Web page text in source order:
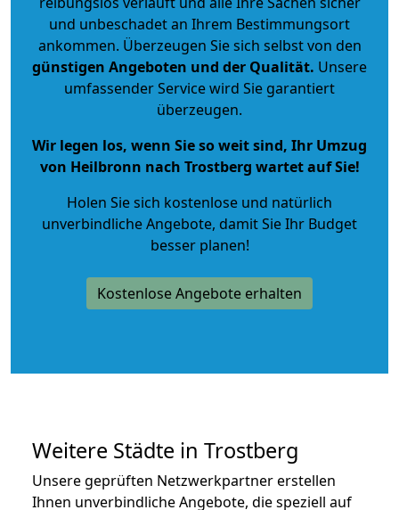
und unbeschadet an Ihrem Bestimmungsort
ankommen. Überzeugen Sie sich selbst von den
günstigen Angeboten und der Qualität. Unsere
umfassender Service wird Sie garantiert
überzeugen.
Wir legen los, wenn Sie so weit sind, Ihr Umzug
von Heilbronn nach Trostberg wartet auf Sie!
Holen Sie sich kostenlose und natürlich
unverbindliche Angebote, damit Sie Ihr Budget
besser planen!
Kostenlose Angebote erhalten
Weitere Städte in Trostberg
Unsere geprüften Netzwerkpartner erstellen
Ihnen unverbindliche Angebote, die speziell auf